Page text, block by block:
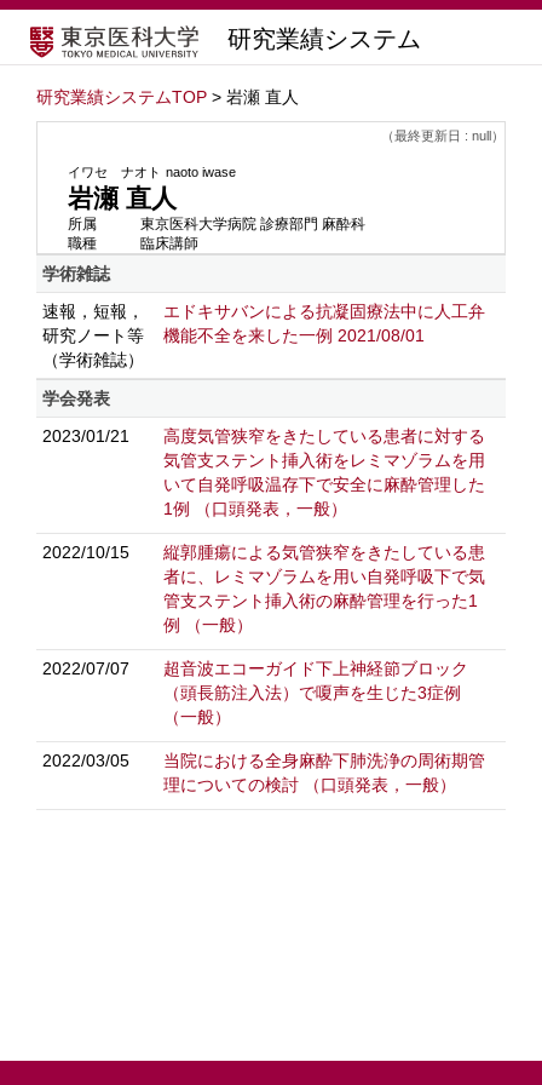
研究業績システム
研究業績システムTOP > 岩瀬 直人
（最終更新日 : null）
イワセ ナオト naoto iwase
岩瀬 直人
所属
東京医科大学病院 診療部門 麻酔科
職種
臨床講師
学術雑誌
速報，短報，
研究ノート等
（学術雑誌）
エドキサバンによる抗凝固療法中に人工弁
機能不全を来した一例 2021/08/01
学会発表
2023/01/21
高度気管狭窄をきたしている患者に対する
気管支ステント挿入術をレミマゾラムを用
いて自発呼吸温存下で安全に麻酔管理した
1例
（口頭発表，一般）
2022/10/15
縦郭腫瘍による気管狭窄をきたしている患
者に、レミマゾラムを用い自発呼吸下で気
管支ステント挿入術の麻酔管理を行った1
例
（一般）
2022/07/07
超音波エコーガイド下上神経節ブロック
（頭長筋注入法）で嗄声を生じた3症例
（一般）
2022/03/05
当院における全身麻酔下肺洗浄の周術期管
理についての検討
（口頭発表，一般）